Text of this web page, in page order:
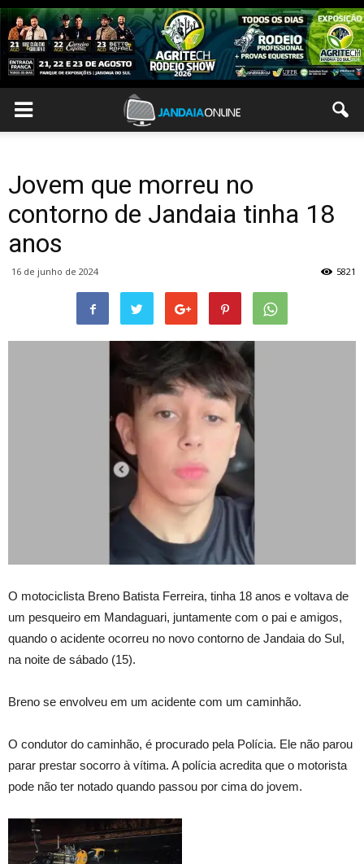
Jovem que morreu no
contorno de Jandaia tinha 18
anos
16 de junho de 2024 5821
O motociclista Breno Batista Ferreira, tinha 18 anos e voltava de
um pesqueiro em Mandaguari, juntamente com o pai e amigos,
quando o acidente ocorreu no novo contorno de Jandaia do Sul,
na noite de sábado (15).
Breno se envolveu em um acidente com um caminhão.
O condutor do caminhão, é procurado pela Polícia. Ele não parou
parar prestar socorro à vítima. A polícia acredita que o motorista
pode não ter notado quando passou por cima do jovem.